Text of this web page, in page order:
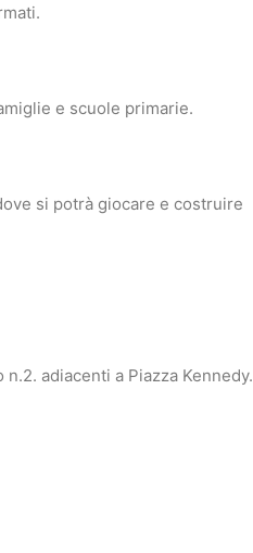
e scuole primarie.
si potrà giocare e costruire
n.2. adiacenti a Piazza Kennedy.